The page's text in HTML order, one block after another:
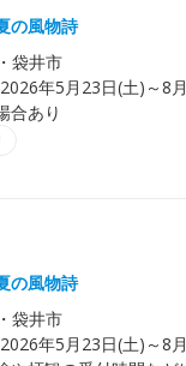
の風物詩
袋井市
2026年5月23日(土)～8
合あり
の風物詩
袋井市
2026年5月23日(土)～8